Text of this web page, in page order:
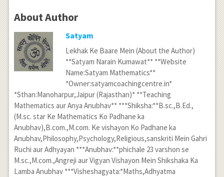
About Author
Satyam
Lekhak Ke Baare Mein (About the Author)
**Satyam Narain Kumawat** **Website
Name:Satyam Mathematics**
*Owner:satyamcoachingcentre.in*
*Sthan:Manoharpur,Jaipur (Rajasthan)* **Teaching
Mathematics aur Anya Anubhav** ***Shiksha:**B.sc.,B.Ed.,
(M.sc. star Ke Mathematics Ko Padhane ka
Anubhav),B.com.,M.com. Ke vishayon Ko Padhane ka
Anubhav,Philosophy,Psychology,Religious,sanskriti Mein Gahri
Ruchi aur Adhyayan ***Anubhav:**phichale 23 varshon se
M.sc.,M.com.,Angreji aur Vigyan Vishayon Mein Shikshaka Ka
Lamba Anubhav ***Visheshagyata:*Maths,Adhyatma